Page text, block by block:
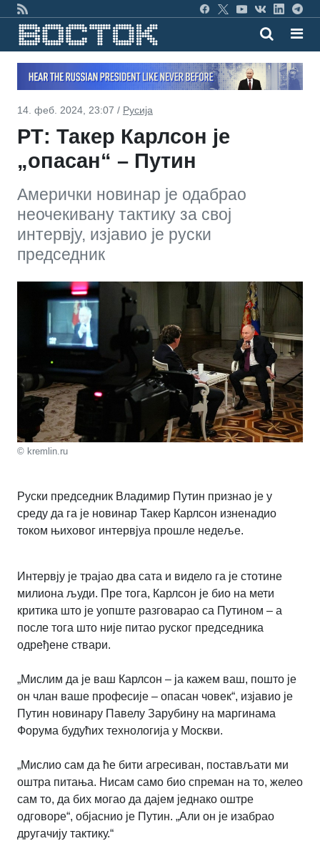
14. феб. 2024, 23:07 / Русија
РТ: Такер Карлсон је
„опасан“ – Путин
Амерички новинар је одабрао
неочекивану тактику за свој
интервју, изјавио је руски
председник
© kremlin.ru
Руски председник Владимир Путин признао је у
среду да га је новинар Такер Карлсон изненадио
током њиховог интервјуа прошле недеље.
Интервју је трајао два сата и видело га је стотине
милиона људи. Пре тога, Карлсон је био на мети
критика што је уопште разговарао са Путином – а
после тога што није питао руског председника
одређене ствари.
„Мислим да је ваш Карлсон – ја кажем ваш, пошто је
он члан ваше професије – опасан човек“, изјавио је
Путин новинару Павелу Зарубину на маргинама
Форума будућих технологија у Москви.
„Мислио сам да ће бити агресиван, постављати ми
оштра питања. Нисам само био спреман на то, желео
сам то, да бих могао да дајем једнако оштре
одговоре“, објаснио је Путин. „Али он је изабрао
другачију тактику.“